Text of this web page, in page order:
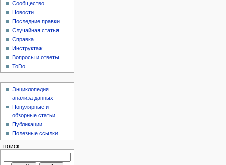
Сообщество
Новости
Последние правки
Случайная статья
Справка
Инструктаж
Вопросы и ответы
ToDo
Энциклопедия
анализа данных
Популярные и
обзорные статьи
Публикации
Полезные ссылки
поиск